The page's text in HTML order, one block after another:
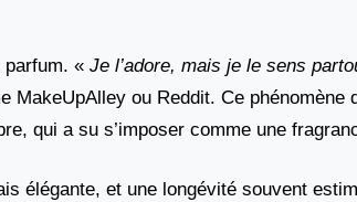
parfum. « Je l’adore, mais je le sens
MakeUpAlley ou Reddit. Ce phénomène
qui a su s’imposer comme une
élégante, et une longévité souvent